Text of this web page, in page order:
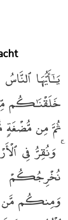
يَـٰٓأَيُّهَا
خَلَقْنَـٰكُم
ثُمَّ مِن
وَنُقِرُّ فِى
نُخْرِجُكُمْ
وَمِنكُم مَّن